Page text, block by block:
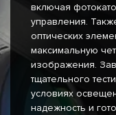
включая
управления.
оптических
максимальную
изображения.
тщательного
условиях
надежность и